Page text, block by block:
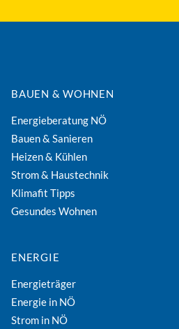
BAUEN & WOHNEN
Energieberatung NÖ
Bauen & Sanieren
Heizen & Kühlen
Strom & Haustechnik
Klimafit Tipps
Gesundes Wohnen
ENERGIE
Energieträger
Energie in NÖ
Strom in NÖ